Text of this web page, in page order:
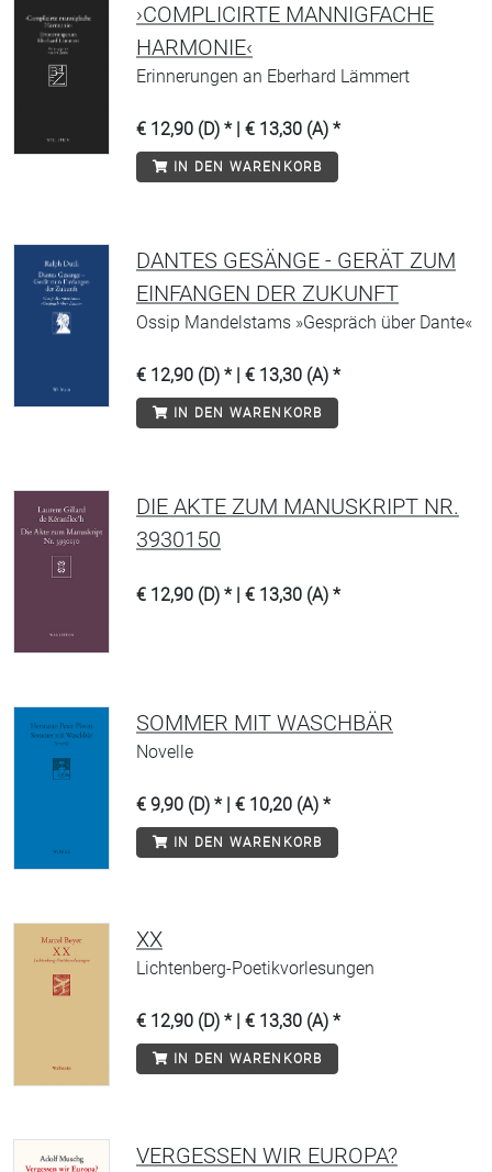
›COMPLICIRTE MANNIGFACHE
HARMONIE‹
Erinnerungen an Eberhard Lämmert
€ 12,90 (D) * | € 13,30 (A) *
IN DEN WARENKORB
DANTES GESÄNGE - GERÄT ZUM
EINFANGEN DER ZUKUNFT
Ossip Mandelstams »Gespräch über Dante«
€ 12,90 (D) * | € 13,30 (A) *
IN DEN WARENKORB
DIE AKTE ZUM MANUSKRIPT NR.
3930150
€ 12,90 (D) * | € 13,30 (A) *
SOMMER MIT WASCHBÄR
Novelle
€ 9,90 (D) * | € 10,20 (A) *
IN DEN WARENKORB
XX
Lichtenberg-Poetikvorlesungen
€ 12,90 (D) * | € 13,30 (A) *
IN DEN WARENKORB
VERGESSEN WIR EUROPA?